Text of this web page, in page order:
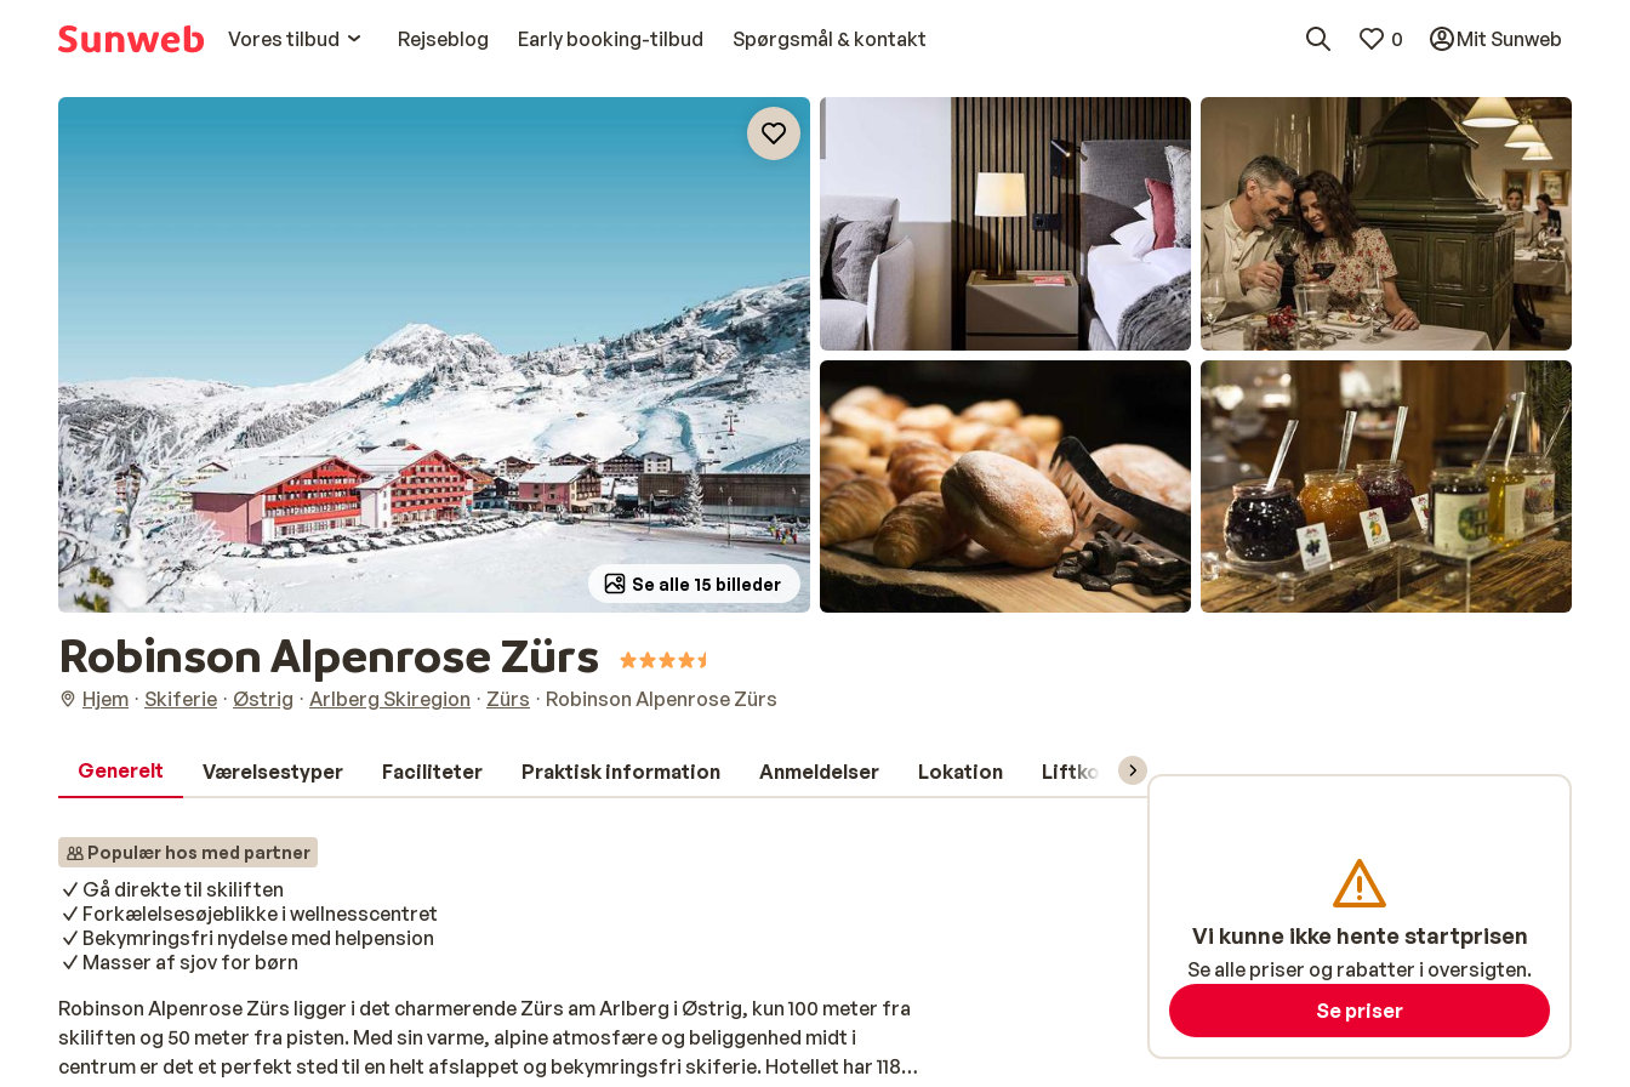
Vores tilbud
Rejseblog Early booking-tilbud Spørgsmål & kontakt 0 Mit Sunweb
Se alle 15 billeder
Robinson Alpenrose Zürs
Hjem Skiferie Østrig Arlberg Skiregion Zürs Robinson Alpenrose Zürs
Generelt Værelsestyper Faciliteter Praktisk information Anmeldelser Lokation Liftkort/skileje/undervisning
Populær hos med partner
Gå direkte til skiliften
Forkælelsesøjeblikke i wellnesscentret
Bekymringsfri nydelse med helpension
Masser af sjov for børn
Robinson Alpenrose Zürs ligger i det charmerende Zürs am Arlberg i Østrig, kun 100 meter fra
skiliften og 50 meter fra pisten. Med sin varme, alpine atmosfære og beliggenhed midt i
centrum er det et perfekt sted til en helt afslappet og bekymringsfri skiferie. Hotellet har 118
Vi kunne ikke hente startprisen
Se alle priser og rabatter i oversigten.
Se priser